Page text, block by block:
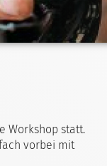
Workshop statt.
vorbei mit